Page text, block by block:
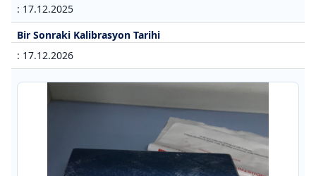
: 17.12.2025
Bir Sonraki Kalibrasyon Tarihi
: 17.12.2026